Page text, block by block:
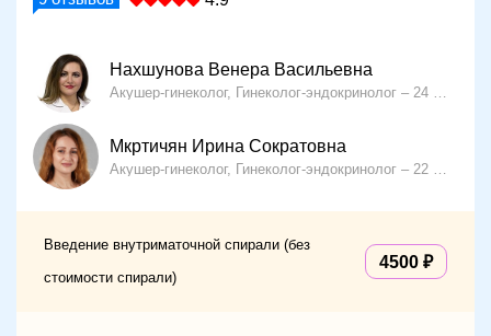
Нахшунова Венера Васильевна
Акушер-гинеколог, Гинеколог-эндокринолог 24 года опыта
Мкртичян Ирина Сократовна
Акушер-гинеколог, Гинеколог-эндокринолог 22 года опыта
Введение внутриматочной спирали (без
стоимости спирали)
4500